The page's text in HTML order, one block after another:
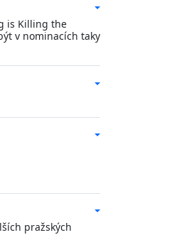
is Killing the
v nominacích taky
pražských